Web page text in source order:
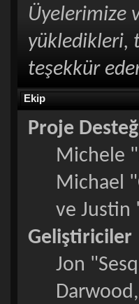
Üyelerimize
yükledikleri,
teşekkür
Ekip
Proje
Michele
Michael
ve Justin
Geliştiriciler
Jon